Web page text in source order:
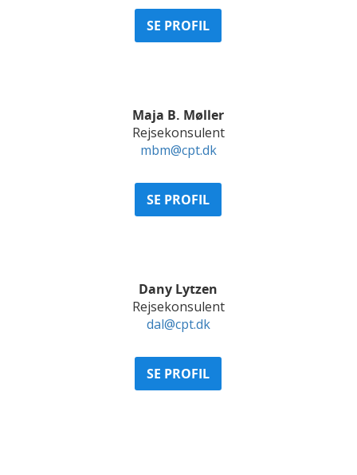
SE PROFIL
Maja B. Møller
Rejsekonsulent
mbm@cpt.dk
SE PROFIL
Dany Lytzen
Rejsekonsulent
dal@cpt.dk
SE PROFIL